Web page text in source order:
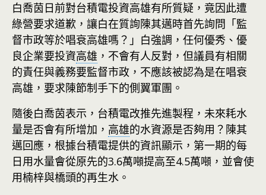
白喬茵日前對台積電投資高雄有所質疑，竟因此遭
綠營要求道歉，讓白在質詢陳其邁時首先詢問「監
督市政等於唱衰高雄嗎？」白強調，任何優秀、優
良企業要投資高雄 ，不會有人反對，但議員有相關
的責任與義務要監督市政，不應該被認為是在唱衰
高雄，要求陳節制手下的側翼軍團。
隨後白喬茵表示，台積電改推先進製程，未來耗水
量是否會有所增加， 高雄的水資源是否夠用？陳其
邁回應，根據台積電提供的資訊顯示，第一期的每
日用水量會從原先的3.6萬噸提高至4.5萬噸，並會使
用楠梓與橋頭的再生水。